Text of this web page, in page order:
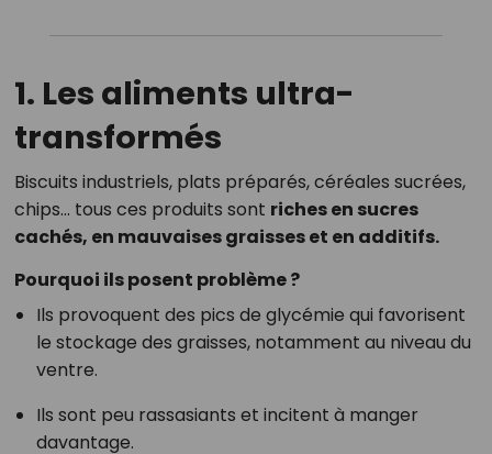
1. Les aliments ultra-
transformés
Biscuits industriels, plats préparés, céréales sucrées,
chips… tous ces produits sont riches en sucres
cachés, en mauvaises graisses et en additifs.
Pourquoi ils posent problème ?
Ils provoquent des pics de glycémie qui favorisent
le stockage des graisses, notamment au niveau du
ventre.
Ils sont peu rassasiants et incitent à manger
davantage.